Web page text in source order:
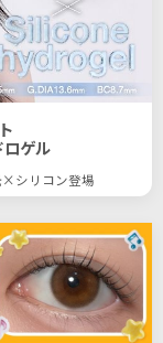
ロゲル
×シリコン登場